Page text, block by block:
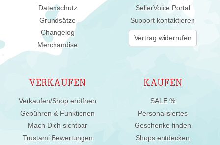
Datenschutz
Grundsätze
Changelog
Merchandise
SellerVoice Portal
Support kontaktieren
Vertrag widerrufen
VERKAUFEN
Verkaufen/Shop eröffnen
Gebühren & Funktionen
Mach Dich sichtbar
Trustami Bewertungen
KAUFEN
SALE %
Personalisiertes
Geschenke finden
Shops entdecken